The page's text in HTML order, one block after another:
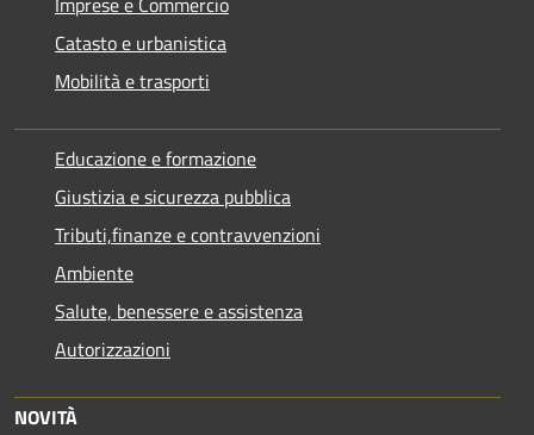
Catasto e urbanistica
Mobilità e trasporti
Educazione e formazione
Giustizia e sicurezza pubblica
Tributi,finanze e contravvenzioni
Ambiente
Salute, benessere e assistenza
Autorizzazioni
NOVITÀ